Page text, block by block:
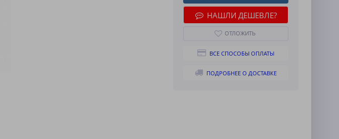
НАШЛИ ДЕШЕВЛЕ?
ОТЛОЖИТЬ
ВСЕ СПОСОБЫ ОПЛАТЫ
ПОДРОБНЕЕ О ДОСТАВКЕ